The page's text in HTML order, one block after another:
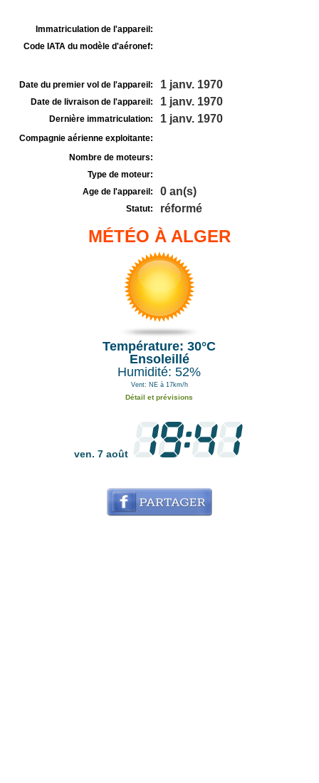
Immatriculation de l'appareil:
Code IATA du modèle d'aéronef:
Date du premier vol de l'appareil: 1 janv. 1970
Date de livraison de l'appareil: 1 janv. 1970
Dernière immatriculation: 1 janv. 1970
Compagnie aérienne exploitante:
Nombre de moteurs:
Type de moteur:
Age de l'appareil:
0 an(s)
Statut: réformé
MÉTÉO À ALGER
Température: 30°C
Ensoleillé
Humidité: 52%
Vent: NE à 17km/h
Détail et prévisions
ven. 7 août